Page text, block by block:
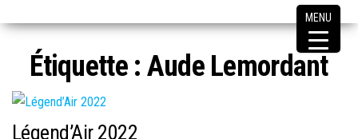
Étiquette : Aude Lemordant
Légend’Air 2022
MENU